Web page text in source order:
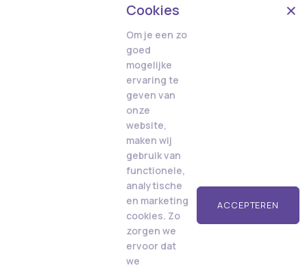
Cookies
Om je een zo
goed
mogelijke
ervaring te
geven van
onze
website,
maken wij
gebruik van
functionele,
analytische
en marketing
cookies. Zo
zorgen we
ervoor dat
we
ACCEPTEREN